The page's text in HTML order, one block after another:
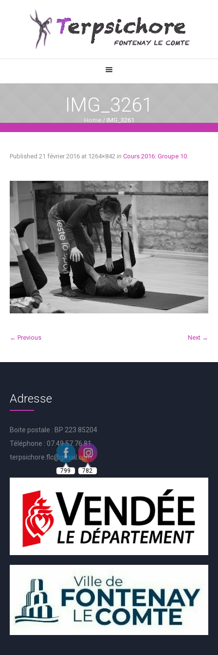
IMG_3261
Home / IMG_3261
Published 21 février 2016 at 1264×842 in Cours 2016: Groupe 10.
← Previous Next →
Adresse
Boite postale : BP 223 85204
Téléphone : 07.49.57.76.81
terpsichore.flc@gmail.com
799 782